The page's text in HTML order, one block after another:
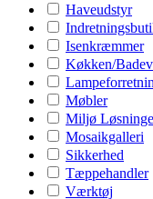
Haveudstyr
Isenkræmmer
Køkken/
Møbler
Miljø
Mosaikgalleri
Sikkerhed
Tæppehandler
Værktøj